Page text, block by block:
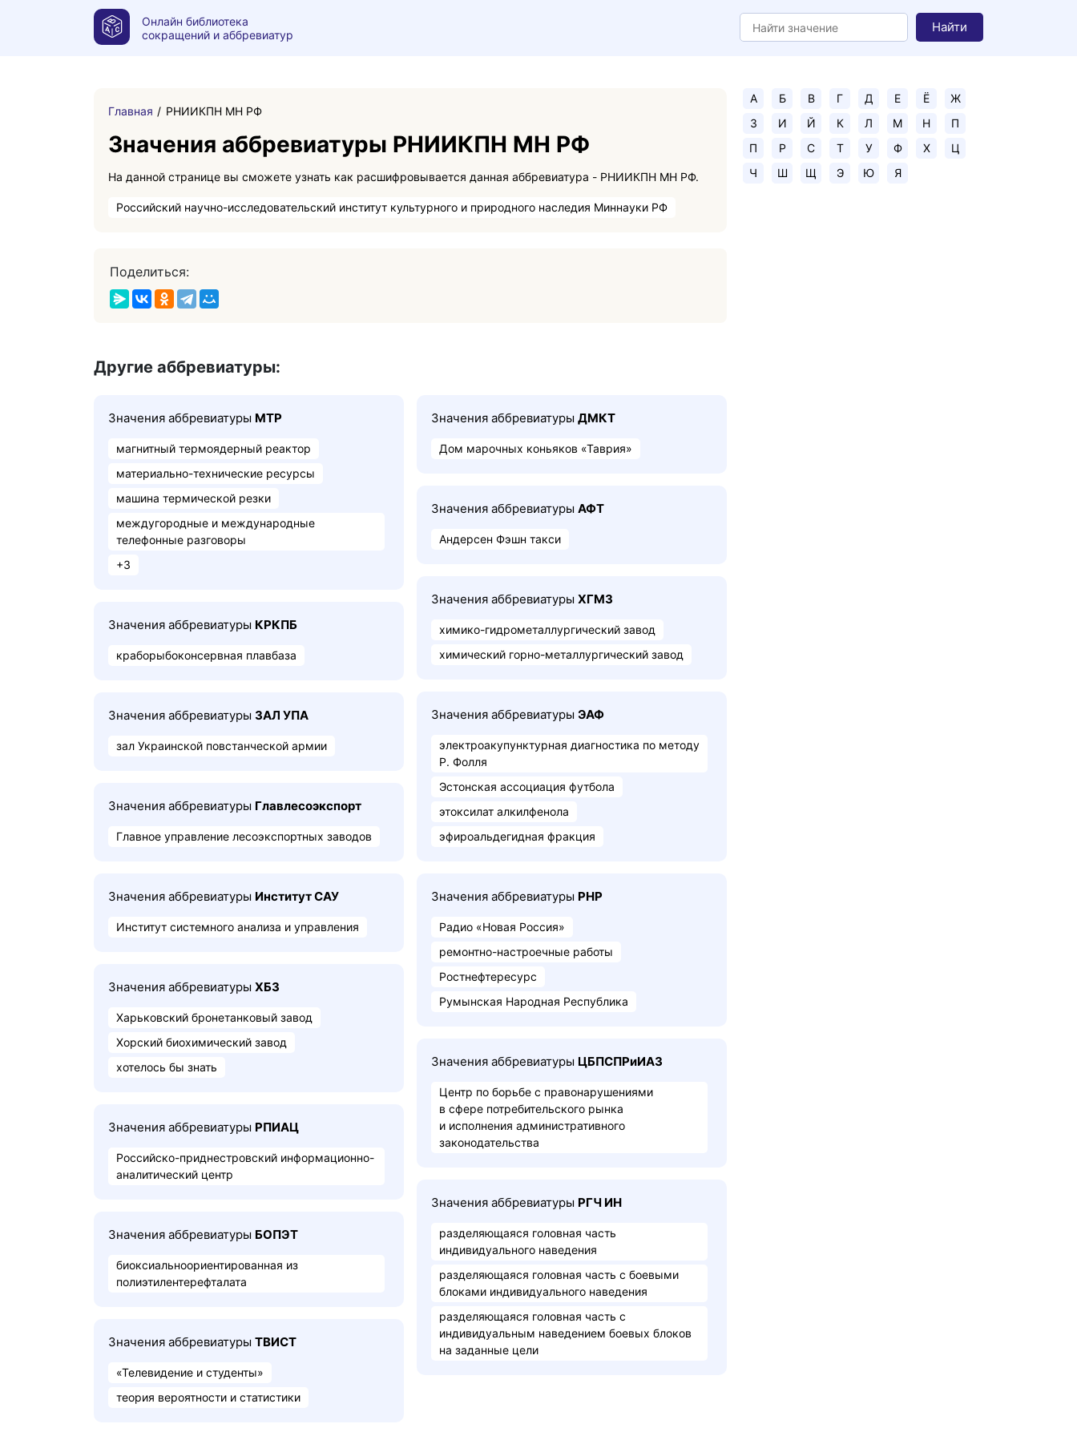
Онлайн библиотека
сокращений и аббревиатур
Найти
Главная РНИИКПН МН РФ
Значения аббревиатуры РНИИКПН МН РФ
На данной странице вы сможете узнать как расшифровывается данная аббревиатура - РНИИКПН МН РФ.
Российский научно-исследовательский институт культурного и природного наследия Миннауки РФ
Поделиться:
Другие аббревиатуры:
Значения аббревиатуры МТР
магнитный термоядерный реактор
материально-технические ресурсы
машина термической резки
междугородные и международные
телефонные разговоры
+3
Значения аббревиатуры КРКПБ
краборыбоконсервная плавбаза
Значения аббревиатуры ЗАЛ УПА
зал Украинской повстанческой армии
Значения аббревиатуры Главлесоэкспорт
Главное управление лесоэкспортных заводов
Значения аббревиатуры Институт САУ
Институт системного анализа и управления
Значения аббревиатуры ХБЗ
Харьковский бронетанковый завод
Хорский биохимический завод
хотелось бы знать
Значения аббревиатуры РПИАЦ
Российско-приднестровский информационно-
аналитический центр
Значения аббревиатуры БОПЭТ
биоксиальноориентированная из
полиэтилентерефталата
Значения аббревиатуры ТВИСТ
«Телевидение и студенты»
теория вероятности и статистики
Значения аббревиатуры ДМКТ
Дом марочных коньяков «Таврия»
Значения аббревиатуры АФТ
Андерсен Фэшн такси
Значения аббревиатуры ХГМЗ
химико-гидрометаллургический завод
химический горно-металлургический завод
Значения аббревиатуры ЭАФ
электроакупунктурная диагностика по методу
Р. Фолля
Эстонская ассоциация футбола
этоксилат алкилфенола
эфироальдегидная фракция
Значения аббревиатуры РНР
Радио «Новая Россия»
ремонтно-настроечные работы
Ростнефтересурс
Румынская Народная Республика
Значения аббревиатуры ЦБПСПРиИАЗ
Центр по борьбе с правонарушениями
в сфере потребительского рынка
и исполнения административного
законодательства
Значения аббревиатуры РГЧ ИН
разделяющаяся головная часть
индивидуального наведения
разделяющаяся головная часть с боевыми
блоками индивидуального наведения
разделяющаяся головная часть с
индивидуальным наведением боевых блоков
на заданные цели
А Б В Г Д Е Ё
Ж
З
И Й К Л М Н
П
П
Р С Т У Ф Х
Ц
Ч
Ш Щ Э Ю Я